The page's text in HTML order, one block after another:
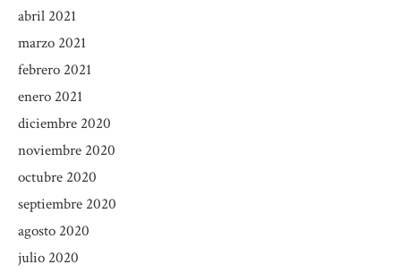
abril 2021
marzo 2021
febrero 2021
enero 2021
diciembre 2020
noviembre 2020
octubre 2020
septiembre 2020
agosto 2020
julio 2020